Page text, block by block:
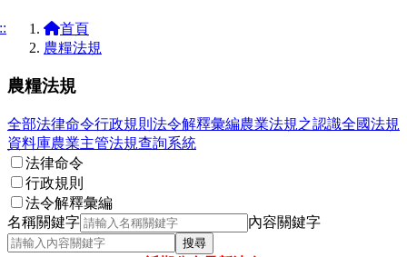
首頁
農糧法規
農糧法規
全部法律命令行政規則 法令解釋彙編農業法規之認識全國法規
資料庫農業主管法規查詢系統
法律命令
行政規則
法令解釋彙編
名稱關鍵字
內容關鍵字
搜尋